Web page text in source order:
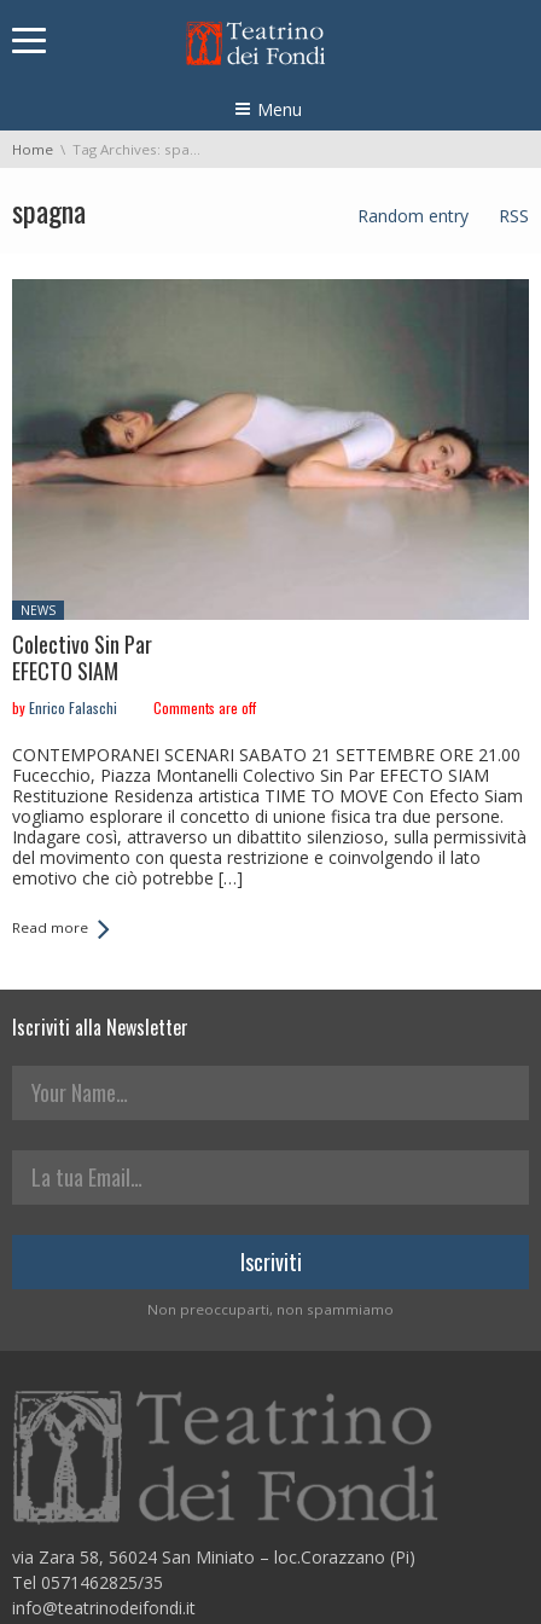
Menu
You are here:
Home Tag Archives: spagna
spagna Random entry RSS
Posted
in:
NEWS
Colectivo Sin Par
EFECTO SIAM
byEnrico Falaschi Comments are off
CONTEMPORANEI SCENARI SABATO 21 SETTEMBRE ORE 21.00
Fucecchio, Piazza Montanelli Colectivo Sin Par EFECTO SIAM
Restituzione Residenza artistica TIME TO MOVE Con Efecto Siam
vogliamo esplorare il concetto di unione fisica tra due persone.
Indagare così, attraverso un dibattito silenzioso, sulla permissività
del movimento con questa restrizione e coinvolgendo il lato
emotivo che ciò potrebbe […]
Read more
Iscriviti alla Newsletter
Your Name
La tua Email
Non preoccuparti, non spammiamo
via Zara 58, 56024 San Miniato – loc.Corazzano (Pi)
Tel 0571462825/35
info@teatrinodeifondi.it